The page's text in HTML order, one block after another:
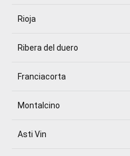
Rioja
Ribera del duero
Franciacorta
Montalcino
Asti Vin